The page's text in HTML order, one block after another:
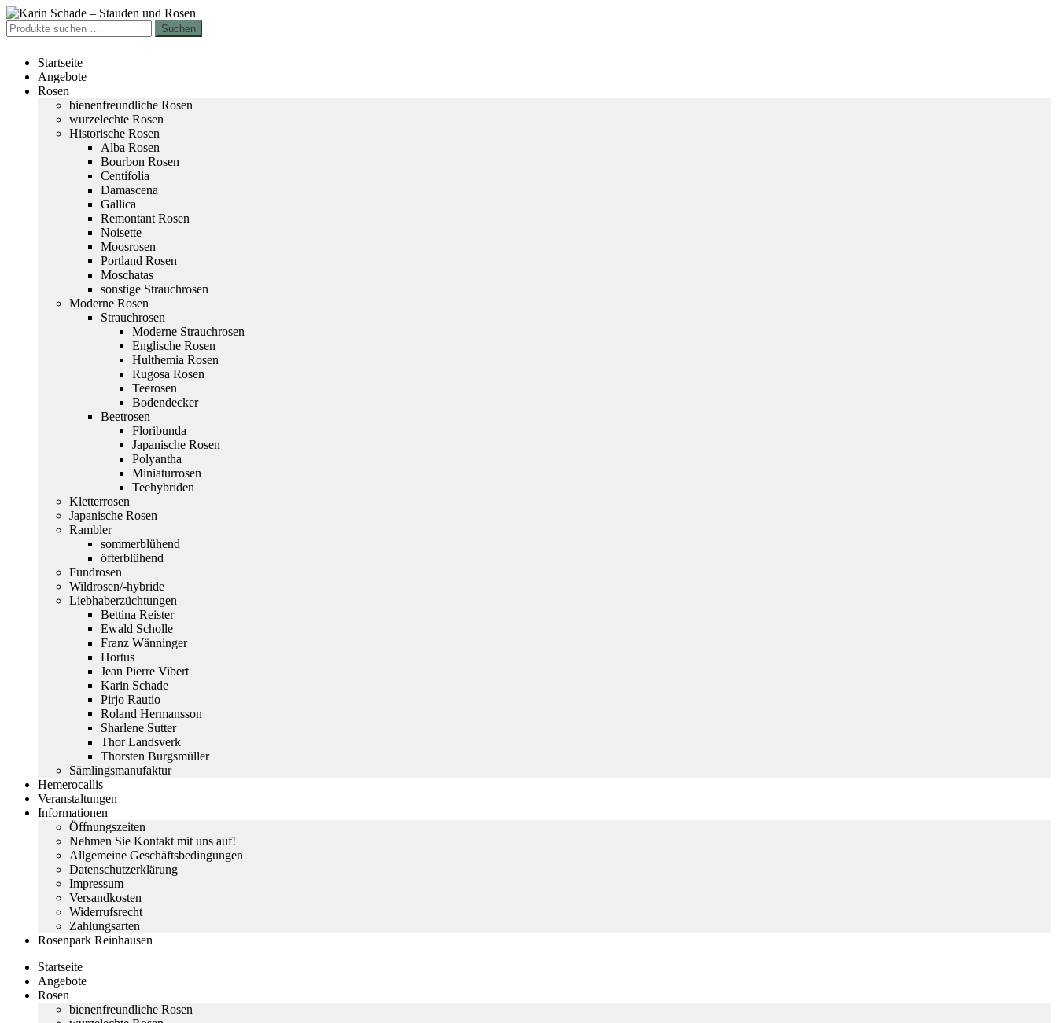
Zur
Navigation
springen
Zum
Inhalt
springen
Suchen
nach:
Suchen
Startseite
Angebote
Rosen
bienenfreundliche Rosen
wurzelechte Rosen
Historische Rosen
Alba Rosen
Bourbon Rosen
Centifolia
Damascena
Gallica
Remontant Rosen
Noisette
Moosrosen
Portland Rosen
Moschatas
sonstige Strauchrosen
Moderne Rosen
Strauchrosen
Moderne Strauchrosen
Englische Rosen
Hulthemia Rosen
Rugosa Rosen
Teerosen
Bodendecker
Beetrosen
Floribunda
Japanische Rosen
Polyantha
Miniaturrosen
Teehybriden
Kletterrosen
Japanische Rosen
Rambler
sommerblühend
öfterblühend
Fundrosen
Wildrosen/-hybride
Liebhaberzüchtungen
Bettina Reister
Ewald Scholle
Franz Wänninger
Hortus
Jean Pierre Vibert
Karin Schade
Pirjo Rautio
Roland Hermansson
Sharlene Sutter
Thor Landsverk
Thorsten Burgsmüller
Sämlingsmanufaktur
Hemerocallis
Veranstaltungen
Informationen
Öffnungszeiten
Nehmen Sie Kontakt mit uns auf!
Allgemeine Geschäftsbedingungen
Datenschutzerklärung
Impressum
Versandkosten
Widerrufsrecht
Zahlungsarten
Rosenpark Reinhausen
Startseite
Angebote
Rosen
bienenfreundliche Rosen